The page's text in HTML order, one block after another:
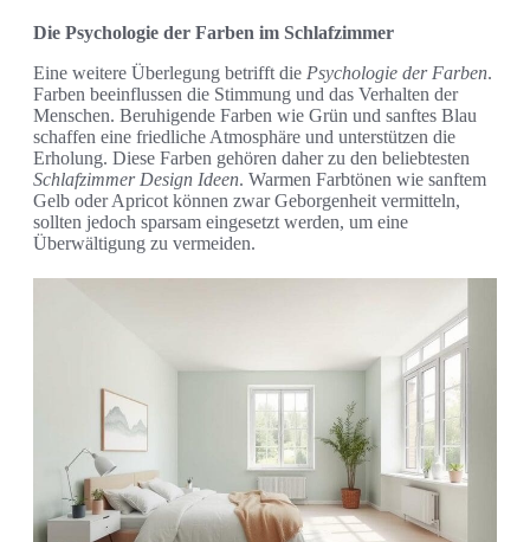
Die Psychologie der Farben im Schlafzimmer
Eine weitere Überlegung betrifft die Psychologie der Farben.
Farben beeinflussen die Stimmung und das Verhalten der
Menschen. Beruhigende Farben wie Grün und sanftes Blau
schaffen eine friedliche Atmosphäre und unterstützen die
Erholung. Diese Farben gehören daher zu den beliebtesten
Schlafzimmer Design Ideen. Warmen Farbtönen wie sanftem
Gelb oder Apricot können zwar Geborgenheit vermitteln,
sollten jedoch sparsam eingesetzt werden, um eine
Überwältigung zu vermeiden.